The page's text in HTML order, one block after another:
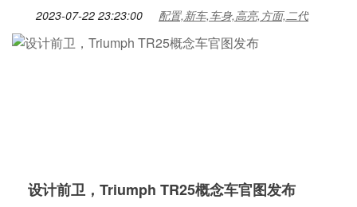
2023-07-22 23:23:00 配置,新车,车身,高亮,方面,二代
设计前卫，Triumph TR25概念车官图发布